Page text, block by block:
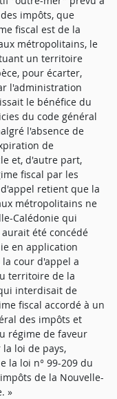
impôts, que
fiscal est de la
métropolitains, le
un territoire
pour écarter,
l'administration
le bénéfice du
du code général
l'absence de
de
et, d'autre part,
fiscal par les
retient que la
métropolitains ne
Calédonie qui
été concédé
en application
cour d'appel a
territoire de la
interdisait de
fiscal accordé à un
des impôts et
régime de faveur
loi de pays,
la loi n° 99-209 du
de la Nouvelle-
»